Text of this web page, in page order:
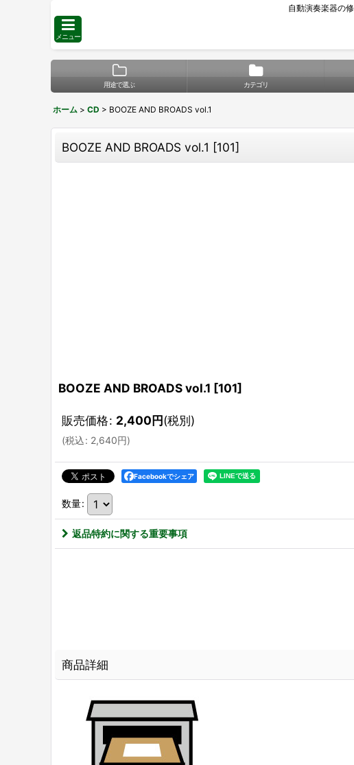
自動演奏楽器の
メニュー
用途で選ぶ カテゴリ
ホーム > CD > BOOZE AND BROADS vol.1
BOOZE AND BROADS vol.1 [101]
BOOZE AND BROADS vol.1 [101]
販売価格: 2,400円(税別)
(税込: 2,640円)
Facebookでシェア
数量:
返品特約に関する重要事項
商品詳細